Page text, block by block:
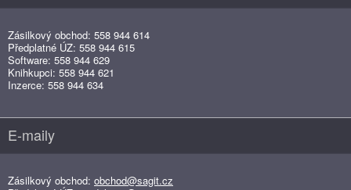
Zásilkový obchod: 558 944 614
Předplatné ÚZ: 558 944 615
Software: 558 944 629
Knihkupci: 558 944 621
Inzerce: 558 944 634
E-maily
Zásilkový obchod: obchod@sagit.cz